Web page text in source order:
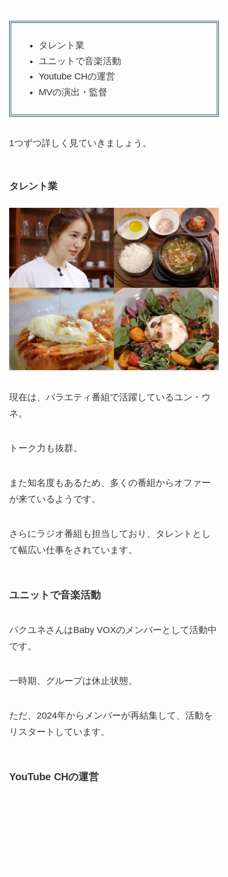
タレント業
ユニットで音楽活動
Youtube CHの運営
MVの演出・監督
1つずつ詳しく見ていきましょう。
タレント業
現在は、バラエティ番組で活躍しているユン・ウ
ネ。
トーク力も抜群。
また知名度もあるため、多くの番組からオファー
が来ているようです。
さらにラジオ番組も担当しており、タレントとし
て幅広い仕事をされています。
ユニットで音楽活動
パクユネさんはBaby VOXのメンバーとして活動中
です。
一時期、グループは休止状態。
ただ、2024年からメンバーが再結集して、活動を
リスタートしています。
YouTube CHの運営